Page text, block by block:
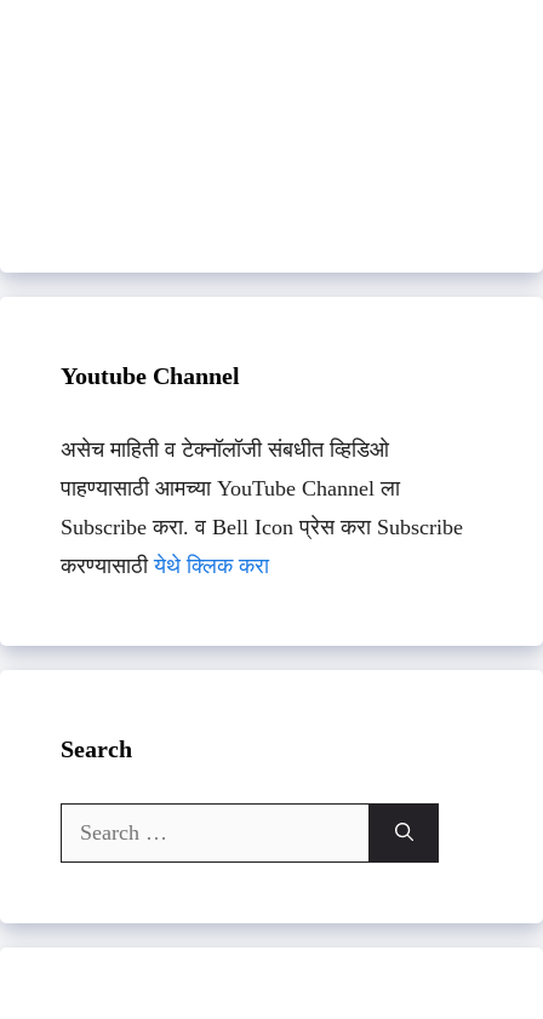
Youtube Channel
असेच माहिती व टेक्नॉलॉजी संबधीत व्हिडिओ
पाहण्यासाठी आमच्या YouTube Channel ला
Subscribe करा. व Bell Icon प्रेस करा Subscribe
करण्यासाठीयेथे क्लिक करा
Search
Search
for: